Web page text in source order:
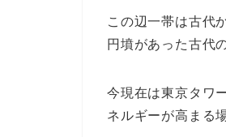
この辺一帯は古代
円墳があった古代
今現在は東京タワ
ネルギーが高まる